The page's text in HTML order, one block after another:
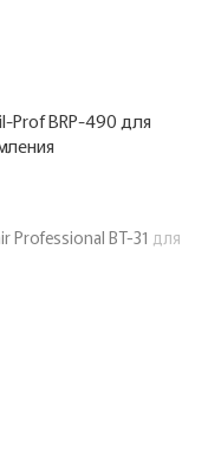
Prof BRP-490 для